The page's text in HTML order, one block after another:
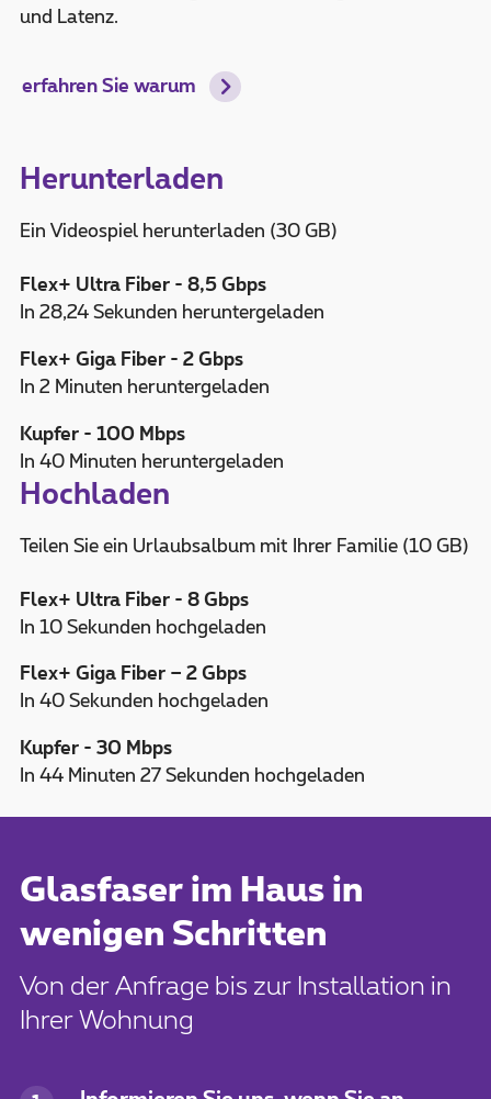
und Latenz.
erfahren Sie warum
Herunterladen
Ein Videospiel herunterladen (30 GB)
Flex+ Ultra Fiber - 8,5 Gbps
In 28,24 Sekunden heruntergeladen
Flex+ Giga Fiber - 2 Gbps
In 2 Minuten heruntergeladen
Kupfer - 100 Mbps
In 40 Minuten heruntergeladen
Hochladen
Teilen Sie ein Urlaubsalbum mit Ihrer Familie (10 GB)
Flex+ Ultra Fiber - 8 Gbps
In 10 Sekunden hochgeladen
Flex+ Giga Fiber – 2 Gbps
In 40 Sekunden hochgeladen
Kupfer - 30 Mbps
In 44 Minuten 27 Sekunden hochgeladen
Glasfaser im Haus in
wenigen Schritten
Von der Anfrage bis zur Installation in
Ihrer Wohnung